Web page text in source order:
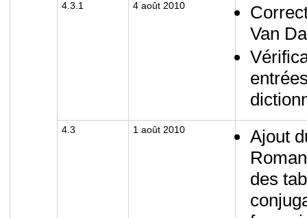
4.3.1 4 août 2010
Van
4.3 1 août 2010
Ajout
des